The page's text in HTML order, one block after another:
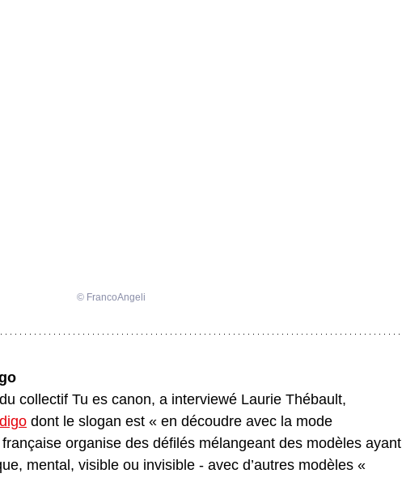
© FrancoAngeli
collectif Tu es canon, a interviewé Laurie Thébault,
dont le slogan est « en découdre avec la mode
organise des défilés mélangeant des modèles ayant
mental, visible ou invisible - avec d’autres modèles «